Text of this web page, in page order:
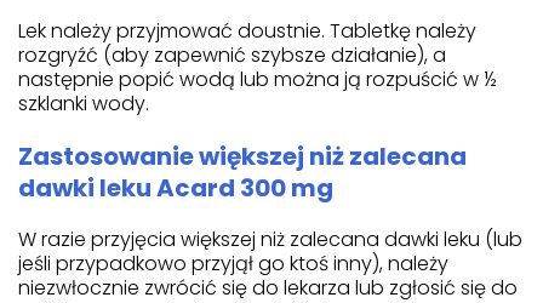
Lek należy przyjmować doustnie. Tabletkę należy
rozgryźć (aby zapewnić szybsze działanie), a
następnie popić wodą lub można ją rozpuścić w ½
szklanki wody.
Zastosowanie większej niż zalecana
dawki leku Acard 300 mg
W razie przyjęcia większej niż zalecana dawki leku (lub
jeśli przypadkowo przyjął go ktoś inny), należy
niezwłocznie zwrócić się do lekarza lub zgłosić się do